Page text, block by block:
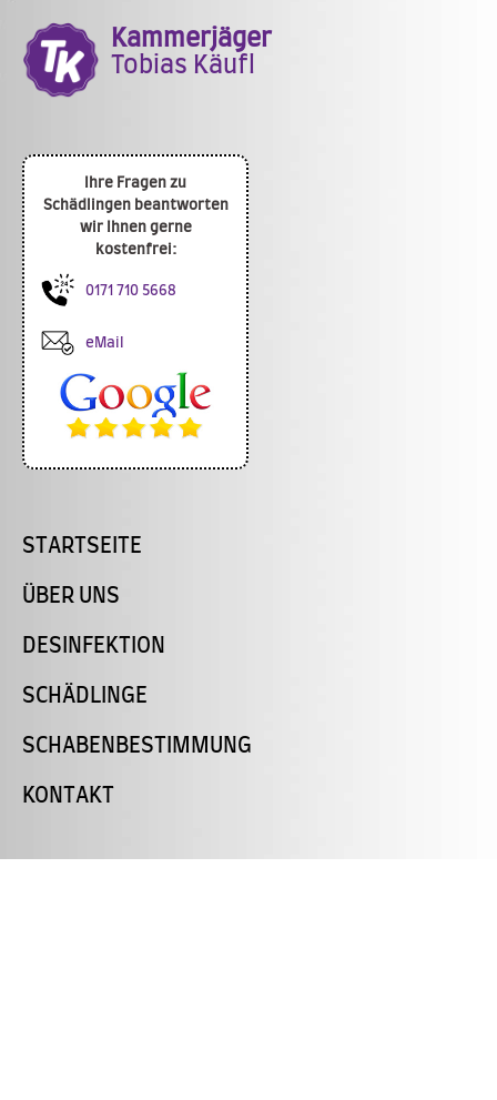
Kammerjäger
Tobias Käufl
Ihre Fragen zu
Schädlingen beantworten
wir Ihnen gerne
kostenfrei:
0171 710 5668
eMail
STARTSEITE
ÜBER UNS
DESINFEKTION
SCHÄDLINGE
SCHABENBESTIMMUNG
KONTAKT